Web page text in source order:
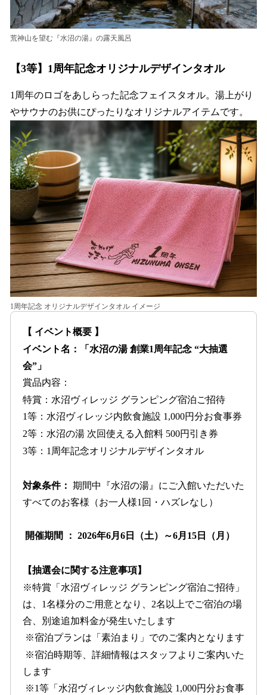
荒神山を望む『水沼の湯』の露天風呂
【3等】1周年記念オリジナルデザインタオル
1周年のロゴをあしらった記念フェイスタオル。湯上がり
やサウナのお供にぴったりなオリジナルアイテムです。
1周年記念 オリジナルデザインタオル イメージ
【 イベント概要 】
イベント名：「水沼の湯 創業1周年記念 “大抽選
会”」
賞品内容：
特賞：水沼ヴィレッジ グランピング宿泊ご招待
1等：水沼ヴィレッジ内飲食施設 1,000円分お食事券
2等：水沼の湯 次回使える入館料 500円引き券
3等：1周年記念オリジナルデザインタオル
対象条件： 期間中『水沼の湯』にご入館いただいた
すべてのお客様（お一人様1回・ハズレなし）
開催期間 ： 2026年6月6日（土）～6月15日（月）
【抽選会に関する注意事項】
※特賞「水沼ヴィレッジ グランピング宿泊ご招待」
は、1名様分のご用意となり、2名以上でご宿泊の場
合、別途追加料金が発生いたします
※宿泊プランは「素泊まり」でのご案内となります
※宿泊時期等、詳細情報はスタッフよりご案内いた
します
※1等「水沼ヴィレッジ内飲食施設 1,000円分お食事